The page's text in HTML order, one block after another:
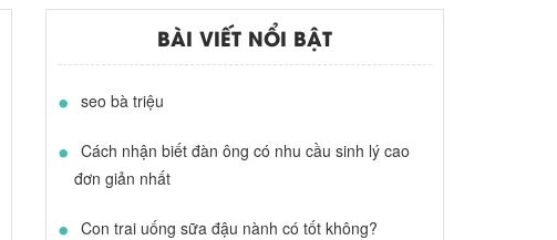
BÀI VIẾT NỔI BẬT
seo bà triệu
Cách nhận biết đàn ông có nhu cầu sinh lý cao
đơn giản nhất
Con trai uống sữa đậu nành có tốt không?